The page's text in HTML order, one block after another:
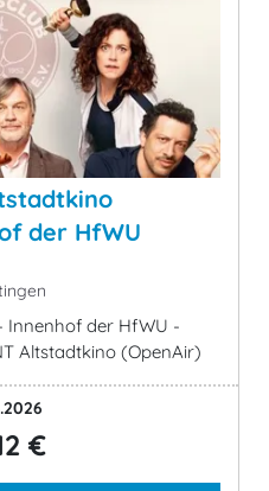
der HfWU
Innenhof der HfWU -
Altstadtkino (OpenAir)
€